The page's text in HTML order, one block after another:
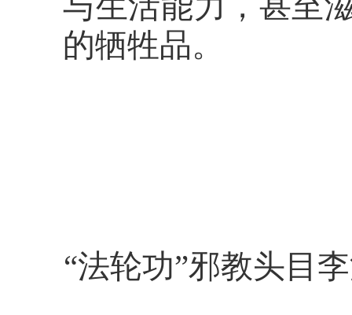
的牺牲品。
“法轮功”邪教头目